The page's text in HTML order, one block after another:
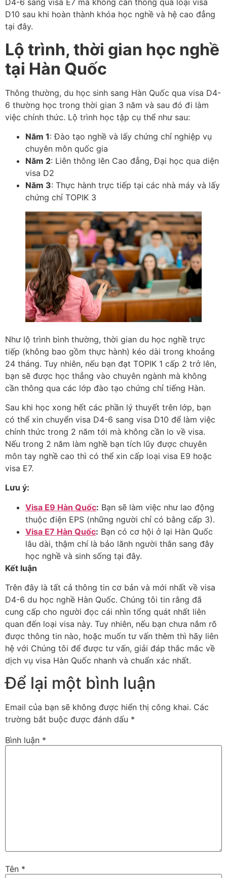
D4-6 sang visa E7 mà không cần thông qua loại visa
D10 sau khi hoàn thành khóa học nghề và hệ cao đẳng
tại đây.
Lộ trình, thời gian học nghề
tại Hàn Quốc
Thông thường, du học sinh sang Hàn Quốc qua visa D4-
6 thường học trong thời gian 3 năm và sau đó đi làm
việc chính thức. Lộ trình học tập cụ thể như sau:
Năm 1: Đào tạo nghề và lấy chứng chỉ nghiệp vụ
chuyên môn quốc gia
Năm 2: Liên thông lên Cao đẳng, Đại học qua diện
visa D2
Năm 3: Thực hành trực tiếp tại các nhà máy và lấy
chứng chỉ TOPIK 3
Như lộ trình bình thường, thời gian du học nghề trực
tiếp (không bao gồm thực hành) kéo dài trong khoảng
24 tháng. Tuy nhiên, nếu bạn đạt TOPIK 1 cấp 2 trở lên,
bạn sẽ được học thẳng vào chuyên ngành mà không
cần thông qua các lớp đào tạo chứng chỉ tiếng Hàn.
Sau khi học xong hết các phần lý thuyết trên lớp, bạn
có thể xin chuyển visa D4-6 sang visa D10 để làm việc
chính thức trong 2 năm tới mà không cần lo về visa.
Nếu trong 2 năm làm nghề bạn tích lũy được chuyên
môn tay nghề cao thì có thể xin cấp loại visa E9 hoặc
visa E7.
Lưu ý:
Visa E9 Hàn Quốc: Bạn sẽ làm việc như lao động
thuộc điện EPS (những người chỉ có bằng cấp 3).
Visa E7 Hàn Quốc: Bạn có cơ hội ở lại Hàn Quốc
lâu dài, thậm chí là bảo lãnh người thân sang đây
học nghề và sinh sống tại đây.
Kết luận
Trên đây là tất cả thông tin cơ bản và mới nhất về visa
D4-6 du học nghề Hàn Quốc. Chúng tôi tin rằng đã
cung cấp cho người đọc cái nhìn tổng quát nhất liên
quan đến loại visa này. Tuy nhiên, nếu bạn chưa nắm rõ
được thông tin nào, hoặc muốn tư vấn thêm thì hãy liên
hệ với Chúng tôi để được tư vấn, giải đáp thắc mắc về
dịch vụ visa Hàn Quốc nhanh và chuẩn xác nhất.
Để lại một bình luận
Email của bạn sẽ không được hiển thị công khai. Các
trường bắt buộc được đánh dấu *
Bình luận *
Tên *